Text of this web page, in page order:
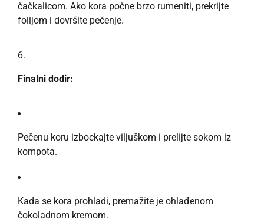
čačkalicom. Ako kora počne brzo rumeniti, prekrijte
folijom i dovršite pečenje.
Finalni dodir:
Pečenu koru izbockajte viljuškom i prelijte sokom iz
kompota.
Kada se kora prohladi, premažite je ohlađenom
čokoladnom kremom.